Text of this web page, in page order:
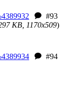
#93
KB, 1170x509)
#94